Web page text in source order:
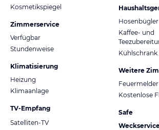
Kosmetikspiegel
Zimmerservice
Verfügbar
Stundenweise
Klimatisierung
Heizung
Klimaanlage
TV-Empfang
Satelliten-TV
Hosenbügler
Kaffee- und
Kühlschrank
Weitere
Feuermelder
Kostenlose
Safe